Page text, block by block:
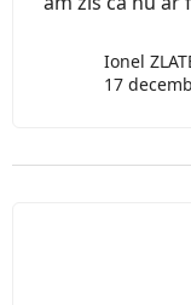
Ionel
17